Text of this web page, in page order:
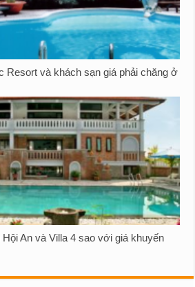
Resort và khách sạn giá phải chăng ở
An và Villa 4 sao với giá khuyến